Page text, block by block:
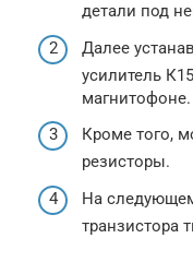
детали под
Далее
усилитель
магнитофоне.
Кроме того,
резисторы.
На
транзистора